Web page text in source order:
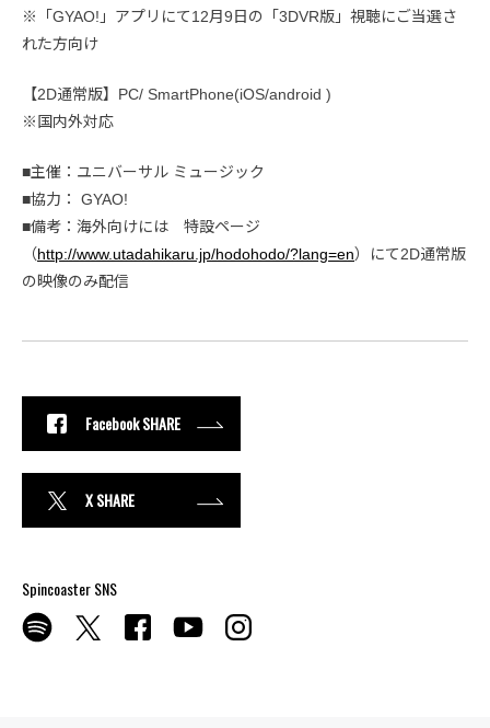
※「GYAO!」アプリにて12月9日の「3DVR版」視聴にご当選さ
れた方向け
【2D通常版】PC/ SmartPhone(iOS/android )
※国内外対応
■主催：ユニバーサル ミュージック
■協力： GYAO!
■備考：海外向けには 特設ページ
（http://www.utadahikaru.jp/hodohodo/?lang=en）にて2D通常版
の映像のみ配信
Facebook SHARE
X SHARE
Spincoaster SNS